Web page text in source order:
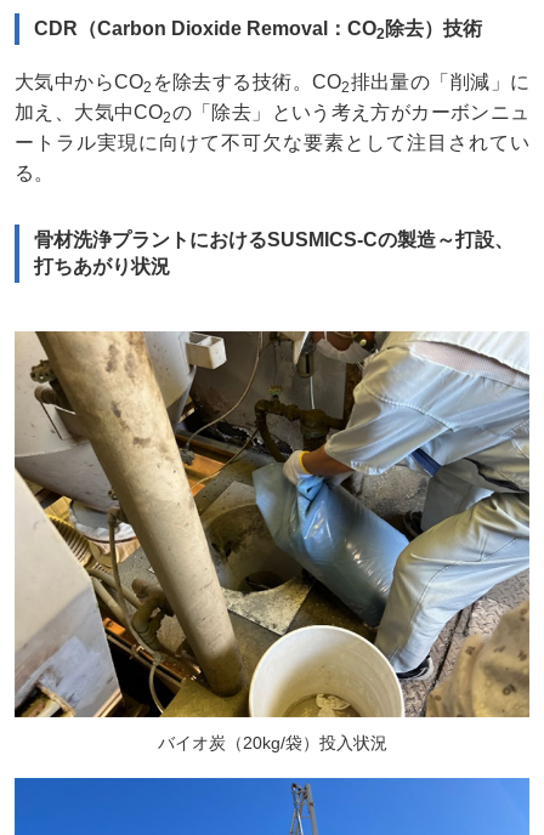
CDR（Carbon Dioxide Removal：CO2除去）技術
大気中からCO2 を除去する技術。CO2排出量の「削減」に
加え、大気中CO2の「除去」という考え方がカーボンニュ
ートラル実現に向けて不可欠な要素として注目されてい
る。
骨材洗浄プラントにおけるSUSMICS-Cの製造～打設、
打ちあがり状況
バイオ炭（20kg/袋）投入状況